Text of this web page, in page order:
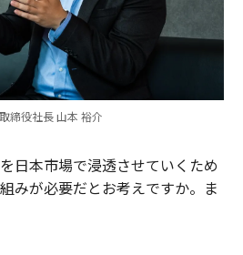
締役社長 山本 裕介
日本市場で浸透させていくため
みが必要だとお考えですか。ま